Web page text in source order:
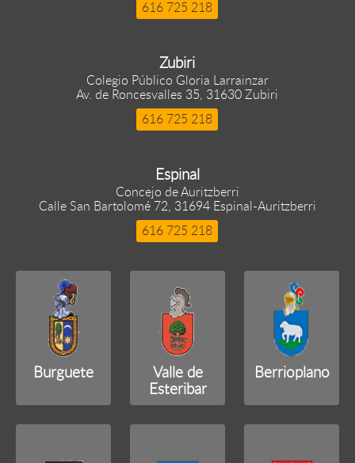
616 725 218
Zubiri
Colegio Público Gloria Larrainzar
Av. de Roncesvalles 35, 31630 Zubiri
616 725 218
Espinal
Concejo de Auritzberri
Calle San Bartolomé 72, 31694 Espinal-Auritzberri
616 725 218
Burguete
Valle de
Esteribar
Berrioplano